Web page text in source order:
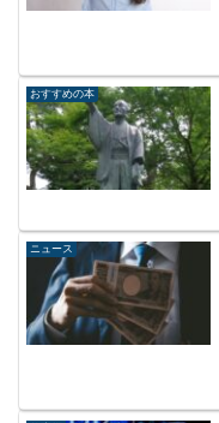
おすすめの本
ニュース